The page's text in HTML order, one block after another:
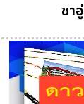
ชา